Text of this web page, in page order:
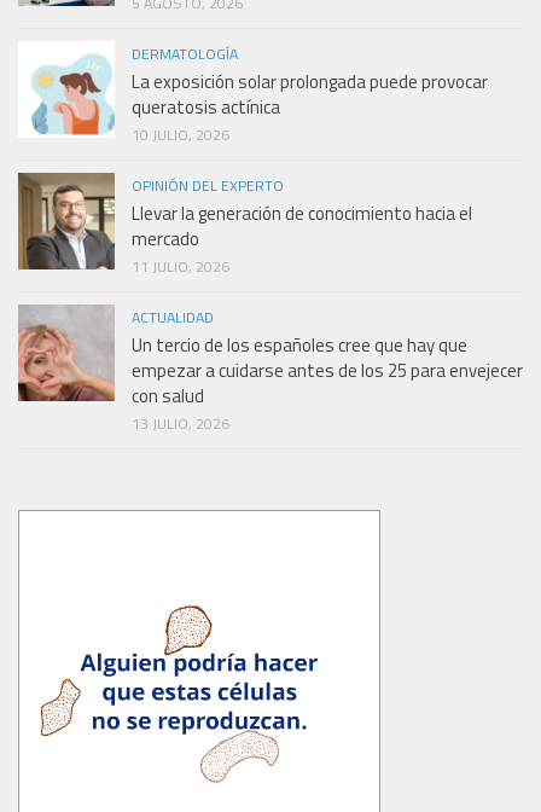
DERMATOLOGÍA
La exposición solar prolongada puede provocar
queratosis actínica
10 JULIO, 2026
OPINIÓN DEL EXPERTO
Llevar la generación de conocimiento hacia el
mercado
11 JULIO, 2026
ACTUALIDAD
Un tercio de los españoles cree que hay que
empezar a cuidarse antes de los 25 para envejecer
con salud
13 JULIO, 2026